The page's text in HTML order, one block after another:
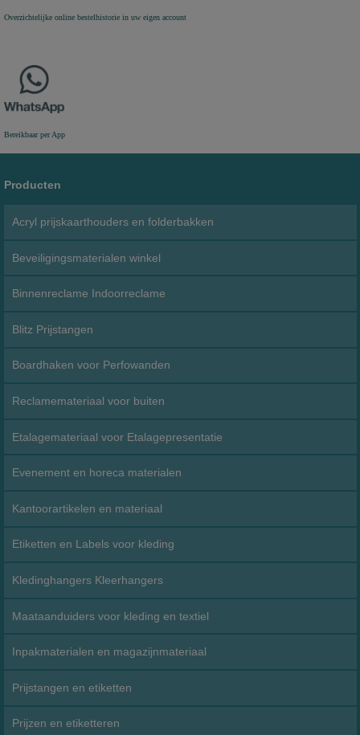
Overzichtelijke online bestelhistorie in uw eigen account
Bereikbaar per App
Producten
Acryl prijskaarthouders en folderbakken
Beveiligingsmaterialen winkel
Binnenreclame Indoorreclame
Blitz Prijstangen
Boardhaken voor Perfowanden
Reclamemateriaal voor buiten
Etalagemateriaal voor Etalagepresentatie
Evenement en horeca materialen
Kantoorartikelen en materiaal
Etiketten en Labels voor kleding
Kledinghangers Kleerhangers
Maataanduiders voor kleding en textiel
Inpakmaterialen en magazijnmateriaal
Prijstangen en etiketten
Prijzen en etiketteren